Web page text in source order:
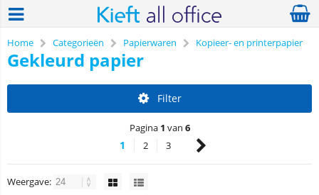
Home Categorieën Papierwaren Kopieer- en printerpapier
Gekleurd papier
Filter
Pagina 1 van 6
1 2 3
Weergave: